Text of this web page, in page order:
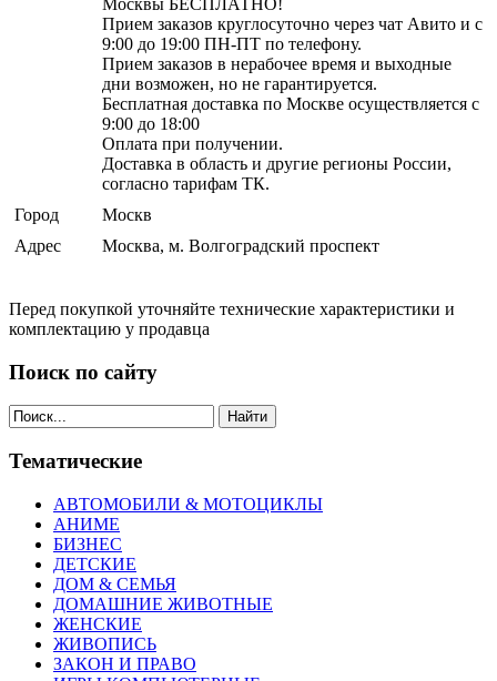
Прием заказов круглосуточно через чат Авито и с
9:00 до 19:00 ПН-ПТ по телефону.
Прием заказов в нерабочее время и выходные
дни возможен, но не гарантируется.
Бесплатная доставка по Москве осуществляется с
9:00 до 18:00
Оплата при получении.
Доставка в область и другие регионы России,
согласно тарифам ТК.
Город
Москв
Адрес
Москва, м. Волгоградский проспект
Перед покупкой уточняйте технические характеристики и
комплектацию у продавца
Поиск по сайту
Найти
Тематические
АВТОМОБИЛИ & МОТОЦИКЛЫ
АНИМЕ
БИЗНЕС
ДЕТСКИЕ
ДОМ & СЕМЬЯ
ДОМАШНИЕ ЖИВОТНЫЕ
ЖЕНСКИЕ
ЖИВОПИСЬ
ЗАКОН И ПРАВО